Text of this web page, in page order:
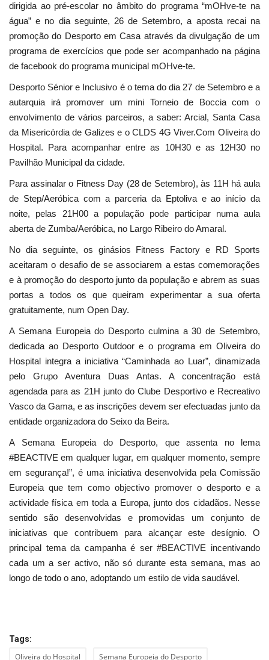
dirigida ao pré-escolar no âmbito do programa “mOHve-te na
água” e no dia seguinte, 26 de Setembro, a aposta recai na
promoção do Desporto em Casa através da divulgação de um
programa de exercícios que pode ser acompanhado na página
de facebook do programa municipal mOHve-te.
Desporto Sénior e Inclusivo é o tema do dia 27 de Setembro e a
autarquia irá promover um mini Torneio de Boccia com o
envolvimento de vários parceiros, a saber: Arcial, Santa Casa
da Misericórdia de Galizes e o CLDS 4G Viver.Com Oliveira do
Hospital. Para acompanhar entre as 10H30 e as 12H30 no
Pavilhão Municipal da cidade.
Para assinalar o Fitness Day (28 de Setembro), às 11H há aula
de Step/Aeróbica com a parceria da Eptoliva e ao início da
noite, pelas 21H00 a população pode participar numa aula
aberta de Zumba/Aeróbica, no Largo Ribeiro do Amaral.
No dia seguinte, os ginásios Fitness Factory e RD Sports
aceitaram o desafio de se associarem a estas comemorações
e à promoção do desporto junto da população e abrem as suas
portas a todos os que queiram experimentar a sua oferta
gratuitamente, num Open Day.
A Semana Europeia do Desporto culmina a 30 de Setembro,
dedicada ao Desporto Outdoor e o programa em Oliveira do
Hospital integra a iniciativa “Caminhada ao Luar”, dinamizada
pelo Grupo Aventura Duas Antas. A concentração está
agendada para as 21H junto do Clube Desportivo e Recreativo
Vasco da Gama, e as inscrições devem ser efectuadas junto da
entidade organizadora do Seixo da Beira.
A Semana Europeia do Desporto, que assenta no lema
#BEACTIVE em qualquer lugar, em qualquer momento, sempre
em segurança!”, é uma iniciativa desenvolvida pela Comissão
Europeia que tem como objectivo promover o desporto e a
actividade física em toda a Europa, junto dos cidadãos. Nesse
sentido são desenvolvidas e promovidas um conjunto de
iniciativas que contribuem para alcançar este desígnio. O
principal tema da campanha é ser #BEACTIVE incentivando
cada um a ser activo, não só durante esta semana, mas ao
longo de todo o ano, adoptando um estilo de vida saudável.
Tags:
Oliveira do Hospital Semana Europeia do Desporto